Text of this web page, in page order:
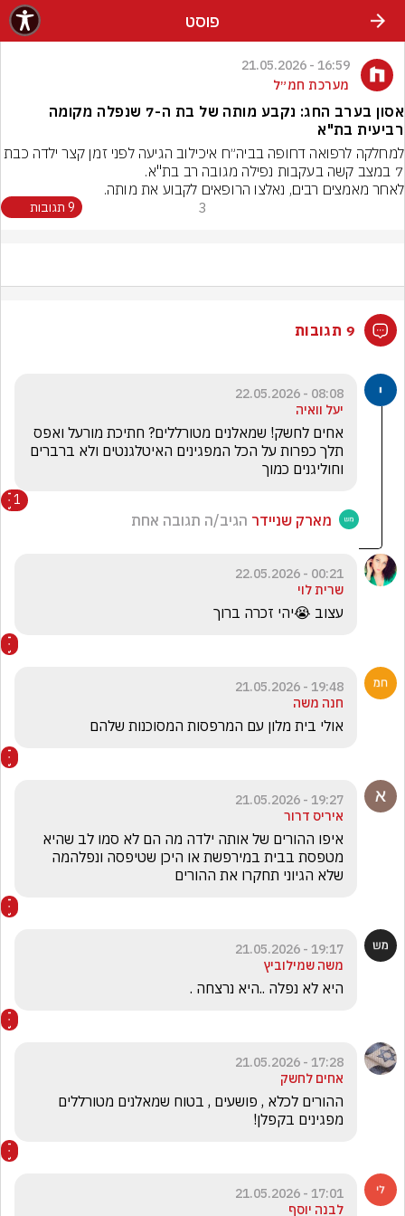
פוסט
16:59 - 21.05.2026
מערכת חמ״ל
אסון בערב החג: נקבע מותה של בת ה-7 שנפלה מקומה
רביעית בת"א
לאחר מאמצים רבים, נאלצו הרופאים לקבוע את מותה.
3 9 תגובות
9 תגובות
08:08 - 22.05.2026
יעל וואיה
וחוליגנים כמוך
1
מארק שניידר הגיב/ה תגובה אחת
00:21 - 22.05.2026
שרית לוי
עצוב 😭יהי זכרה ברוך
19:48 - 21.05.2026
חנה משה
אולי בית מלון עם המרפסות המסוכנות שלהם
19:27 - 21.05.2026
איריס דרור
שלא הגיוני תחקרו את ההורים
19:17 - 21.05.2026
משה שמילוביץ
היא לא נפלה ..היא נרצחה .
17:28 - 21.05.2026
אחים לחשק
מפגינים בקפלן!
17:01 - 21.05.2026
לבנה יוסף